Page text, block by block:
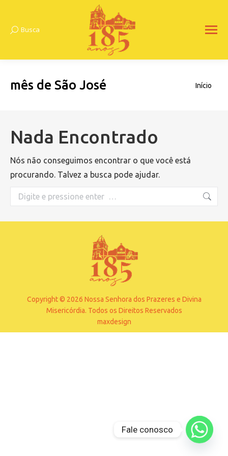
Search:
Busca
mês de São José
Você está
Início
Nada Encontrado
Nós não conseguimos encontrar o que você está
procurando. Talvez a busca pode ajudar.
Search:
Copyright © 2026 Nossa Senhora dos Prazeres e Divina
Misericórdia. Todos os Direitos Reservados
maxdesign
Fale conosco